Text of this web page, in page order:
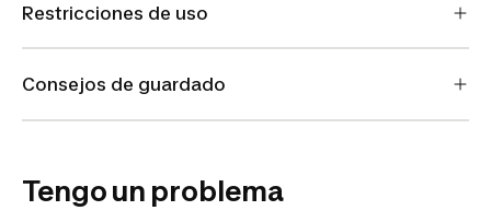
Restricciones de uso
Consejos de guardado
Tengo un problema